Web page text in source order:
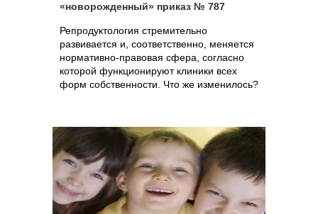
«новорожденный» приказ № 787
Репродуктология стремительно
развивается и, соответственно, меняется
нормативно-правовая сфера, согласно
которой функционируют клиники всех
форм собственности. Что же изменилось?